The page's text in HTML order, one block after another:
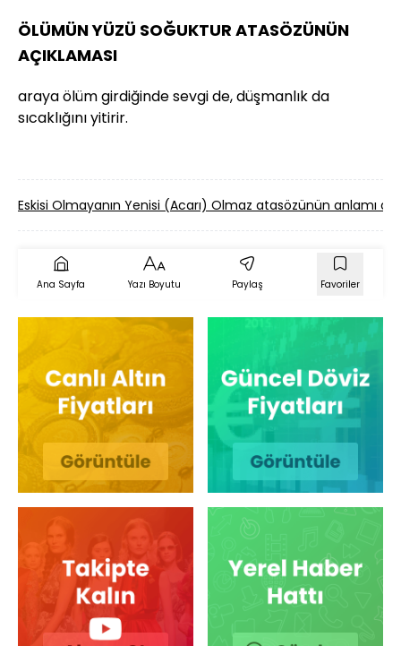
ÖLÜMÜN YÜZÜ SOĞUKTUR ATASÖZÜNÜN
AÇIKLAMASI
araya ölüm girdiğinde sevgi de, düşmanlık da
sıcaklığını yitirir.
Eskisi Olmayanın Yenisi (Acarı) Olmaz atasözünün anlamı
Ana Sayfa Yazı Boyutu Paylaş Favoriler